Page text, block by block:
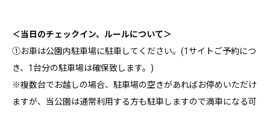
＜当日のチェックイン、ルールについて＞
①お車は公園内駐車場に駐車してください。(1サイトご予約につ
き、1台分の駐車場は確保致します。)
※複数台でお越しの場合、駐車場の空きがあればお停めいただけ
ますが、当公園は通常利用する方も駐車しますので満車になる可